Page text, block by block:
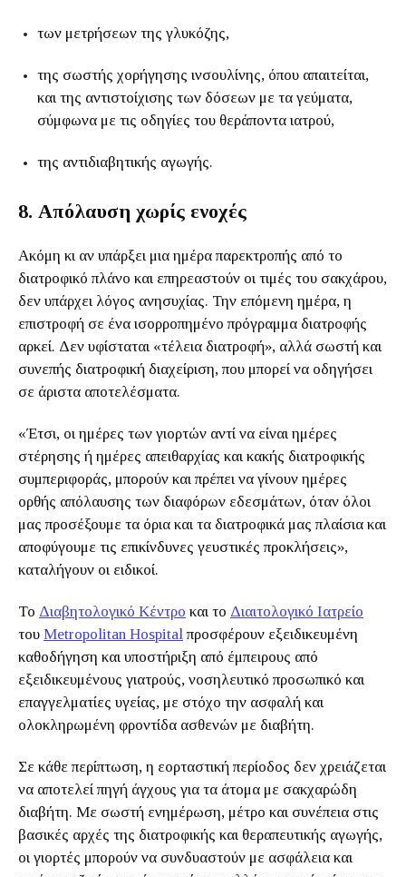
των μετρήσεων της γλυκόζης,
της σωστής χορήγησης ινσουλίνης, όπου απαιτείται,
και της αντιστοίχισης των δόσεων με τα γεύματα,
σύμφωνα με τις οδηγίες του θεράποντα ιατρού,
της αντιδιαβητικής αγωγής.
8. Απόλαυση χωρίς ενοχές
Ακόμη κι αν υπάρξει μια ημέρα παρεκτροπής από το
διατροφικό πλάνο και επηρεαστούν οι τιμές του σακχάρου,
δεν υπάρχει λόγος ανησυχίας. Την επόμενη ημέρα, η
επιστροφή σε ένα ισορροπημένο πρόγραμμα διατροφής
αρκεί. Δεν υφίσταται «τέλεια διατροφή», αλλά σωστή και
συνεπής διατροφική διαχείριση, που μπορεί να οδηγήσει
σε άριστα αποτελέσματα.
«Έτσι, οι ημέρες των γιορτών αντί να είναι ημέρες
στέρησης ή ημέρες απειθαρχίας και κακής διατροφικής
συμπεριφοράς, μπορούν και πρέπει να γίνουν ημέρες
ορθής απόλαυσης των διαφόρων εδεσμάτων, όταν όλοι
μας προσέξουμε τα όρια και τα διατροφικά μας πλαίσια και
αποφύγουμε τις επικίνδυνες γευστικές προκλήσεις»,
καταλήγουν οι ειδικοί.
Το Διαβητολογικό Κέντρο και το Διαιτολογικό Ιατρείο
του Metropolitan Hospital προσφέρουν εξειδικευμένη
καθοδήγηση και υποστήριξη από έμπειρους από
εξειδικευμένους γιατρούς, νοσηλευτικό προσωπικό και
επαγγελματίες υγείας, με στόχο την ασφαλή και
ολοκληρωμένη φροντίδα ασθενών με διαβήτη.
Σε κάθε περίπτωση, η εορταστική περίοδος δεν χρειάζεται
να αποτελεί πηγή άγχους για τα άτομα με σακχαρώδη
διαβήτη. Με σωστή ενημέρωση, μέτρο και συνέπεια στις
βασικές αρχές της διατροφικής και θεραπευτικής αγωγής,
οι γιορτές μπορούν να συνδυαστούν με ασφάλεια και